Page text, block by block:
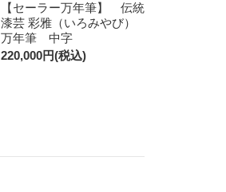
【セーラー万年筆】 伝統
漆芸 彩雅（いろみやび）
万年筆 中字
220,000円(税込)